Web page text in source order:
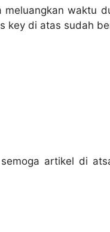
waktu
key di atas sudah
artikel di